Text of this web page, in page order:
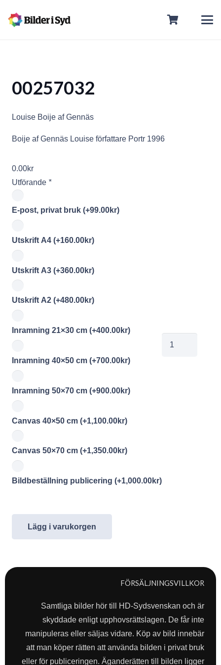
00257032
Louise Boije af Gennäs
Boije af Gennäs Louise författare Portr 1996
0.00kr
Utförande *
E-post, privat bruk (+99.00kr)
Utskrift A4 (+160.00kr)
Utskrift A3 (+360.00kr)
Utskrift A2 (+480.00kr)
Inramning 21×30 cm (+400.00kr)
Inramning 40×50 cm (+700.00kr)
Inramning 50×70 cm (+900.00kr)
Canvas 40×50 cm (+1,100.00kr)
Canvas 50×70 cm (+1,350.00kr)
Bildbeställning publicering (+1,000.00kr)
Lägg i varukorgen
FÖRSÄLJNINGSVILLKOR
Samtliga bilder hör till HD-Sydsvenskan och är
skyddade enligt upphovsrättslagen. De får inte
manipuleras eller säljas vidare. Köp av bild innebär
att man köper rätten att använda bilden i privat bruk
eller för publiceringen. Äganderätten till bilden ligger